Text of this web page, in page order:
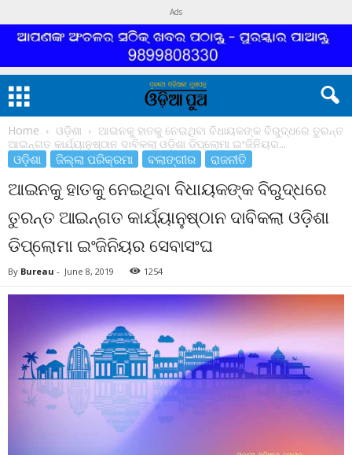
Ads
Home ଓଡ଼ିଶା
ଆଇନକୁ ହାତକୁ ନେଇଥିବା ବିଧାୟକଙ୍କ ବିରୁଦ୍ଧରେ ତୁରନ୍ତ
ଆଇନ୍ଗତ କାର୍ଯ୍ୟାନୁଷ୍ଠାନ ଦାବିକଲା ଓଡ଼ିଶା ଡିପ୍ଲୋମା ଇଂଜିନିୟର...
ଓଡ଼ିଶା ଜିଲ୍ଲା ପରିକ୍ରମା ବଲାଙ୍ଗୀର ରାଜନୀତି
ଆଇନକୁ ହାତକୁ ନେଇଥିବା ବିଧାୟକଙ୍କ ବିରୁଦ୍ଧରେ
ତୁରନ୍ତ ଆଇନ୍ଗତ କାର୍ଯ୍ୟାନୁଷ୍ଠାନ ଦାବିକଲା ଓଡ଼ିଶା
ଡିପ୍ଲୋମା ଇଂଜିନିୟର ସେବାସଂଘ
By Bureau - June 8, 2019 1254